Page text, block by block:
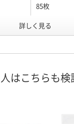
85枚
U462403
詳しく見る
はこちらも